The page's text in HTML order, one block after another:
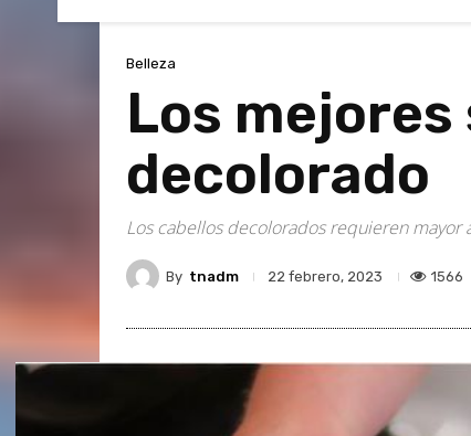
Belleza
Los
decolorado
Los cabellos decolorados requieren mayor
By tnadm 22 febrero, 2023 1566